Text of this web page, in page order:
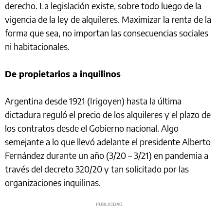
derecho. La legislación existe, sobre todo luego de la
vigencia de la ley de alquileres. Maximizar la renta de la
forma que sea, no importan las consecuencias sociales
ni habitacionales.
De propietarios a inquilinos
Argentina desde 1921 (Irigoyen) hasta la última
dictadura reguló el precio de los alquileres y el plazo de
los contratos desde el Gobierno nacional. Algo
semejante a lo que llevó adelante el presidente Alberto
Fernández durante un año (3/20 – 3/21) en pandemia a
través del decreto 320/20 y tan solicitado por las
organizaciones inquilinas.